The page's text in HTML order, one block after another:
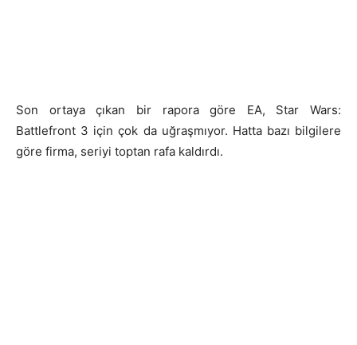
Son ortaya çıkan bir rapora göre EA, Star Wars:
Battlefront 3 için çok da uğraşmıyor. Hatta bazı bilgilere
göre firma, seriyi toptan rafa kaldırdı.